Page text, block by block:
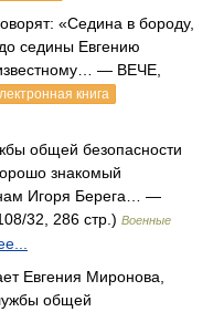
«Седина в бороду,
седины Евгению
— ВЕЧЕ,
книга
общей безопасности
знакомый
Игоря Берега… —
32, 286 стр.) Военные
Евгения Миронова,
общей